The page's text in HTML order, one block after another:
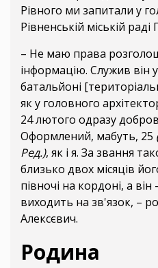
Рівного ми запитали у
Рівненській міській
– Не маю права
інформацію. Служив він
батальйоні
як у головного
24 лютого одразу
Оформлений, мабуть, 25
Ред.), як і я. За звання
близько двох місяців
півночі на кордоні, а він
виходить на зв'язок, –
Алексєвич.
Родина